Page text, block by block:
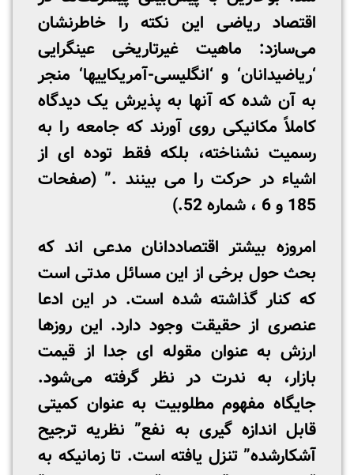
اقتصاد ریاضی این نکته را خاطرنشان
می‌سازد: ماهیت غیرتاریخی عین­گرایی
‘ریاضی­دانان‘ و ‘انگلیسی-آمریکایی­ها­‘ منجر
به آن شده که آنها به پذیرش یک دیدگاه
کاملاً مکانیکی روی آورند که جامعه را به
رسمیت نشناخته، بلکه فقط توده ­ای از
اشیاء در حرکت را می­ بینند .” (صفحات
185 و 6 ، شماره 52.)
امروزه بیشتر اقتصاددانان مدعی­ اند که
بحث حول برخی از این مسائل مدتی است
که کنار گذاشته شده است. در این ادعا
عنصری از حقیقت وجود دارد. این روزها
ارزش به عنوان مقوله ای جدا از قیمت
بازار، به ندرت در نظر گرفته می‌شود.
جایگاه مفهوم مطلوبیت به عنوان کمیتی
قابل اندازه­ گیری به نفع” نظریه ترجیح
آشکارشده” تنزل یافته است. تا زمانیکه به